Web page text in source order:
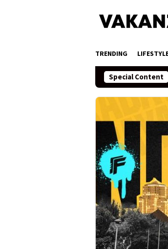
TRENDING
Special Content